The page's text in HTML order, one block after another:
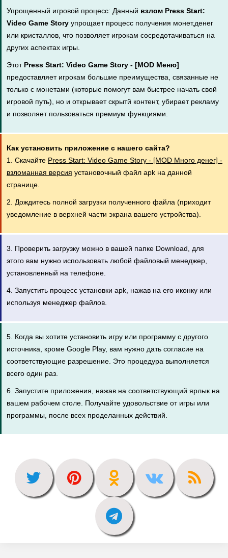
Упрощенный игровой процесс: Данный взлом Press Start:
Video Game Story упрощает процесс получения монет,денег
или кристаллов, что позволяет игрокам сосредотачиваться на
других аспектах игры.
Этот Press Start: Video Game Story - [MOD Меню]
предоставляет игрокам большие преимущества, связанные не
только с монетами (которые помогут вам быстрее начать свой
игровой путь), но и открывает скрытй контент, убирает рекламу
и позволяет пользоваться премиум функциями.
Как установить приложение с нашего сайта?
1. Скачайте Press Start: Video Game Story - [MOD Много денег] -
взломанная версия установочный файл apk на данной
странице.
2. Дождитесь полной загрузки полученного файла (приходит
уведомление в верхней части экрана вашего устройства).
3. Проверить загрузку можно в вашей папке Download, для
этого вам нужно использовать любой файловый менеджер,
установленный на телефоне.
4. Запустить процесс установки apk, нажав на его иконку или
используя менеджер файлов.
5. Когда вы хотите установить игру или программу с другого
источника, кроме Google Play, вам нужно дать согласие на
соответствующие разрешение. Это процедура выполняется
всего один раз.
6. Запустите приложения, нажав на соответствующий ярлык на
вашем рабочем столе. Получайте удовольствие от игры или
программы, после всех проделанных действий.